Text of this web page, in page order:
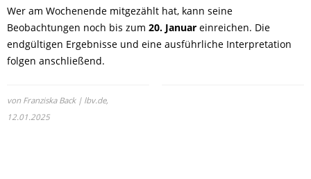
Wer am Wochenende mitgezählt hat, kann seine
Beobachtungen noch bis zum 20. Januar einreichen. Die
endgültigen Ergebnisse und eine ausführliche Interpretation
folgen anschließend.
von Franziska Back | lbv.de,
12.01.2025